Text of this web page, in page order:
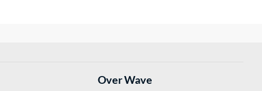
Over Wave